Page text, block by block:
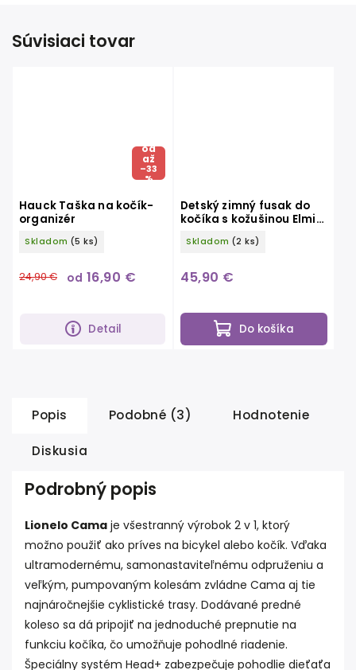
Súvisiaci tovar
od
až
–33
%
Hauck Taška na kočík-
organizér
Skladom (5 ks)
24,90 € od 16,90 €
Detail
Detský zimný fusak do
kočíka s kožušinou Elmi–
tmavošedý
Skladom (2 ks)
45,90 €
Do košíka
Popis Podobné (3) Hodnotenie
Diskusia
Podrobný popis
Lionelo Cama je všestranný výrobok 2 v 1, ktorý
možno použiť ako príves na bicykel alebo kočík. Vďaka
ultramodernému, samonastaviteľnému odpruženiu a
veľkým, pumpovaným kolesám zvládne Cama aj tie
najnáročnejšie cyklistické trasy. Dodávané predné
koleso sa dá pripojiť na jednoduché prepnutie na
funkciu kočíka, čo umožňuje pohodlné riadenie.
Špeciálny systém Head+ zabezpečuje pohodlie dieťaťa